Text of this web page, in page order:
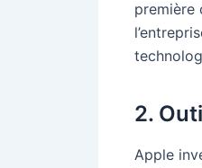
première
2.
Apple